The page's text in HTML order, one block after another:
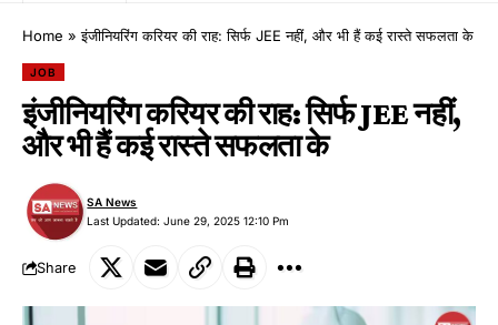
Home »इंजीनियरिंग करियर की राह: सिर्फ JEE नहीं, और भी हैं कई रास्ते सफलता के
JOB
इंजीनियरिंग करियर की राह: सिर्फ JEE नहीं,
और भी हैं कई रास्ते सफलता के
Last Updated: June 29, 2025 12:10 Pm
SA News
Share